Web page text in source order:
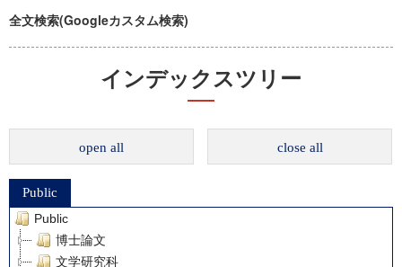
全文検索(Googleカスタム検索)
インデックスツリー
open all close all
Public
Public
博士論文
文学研究科